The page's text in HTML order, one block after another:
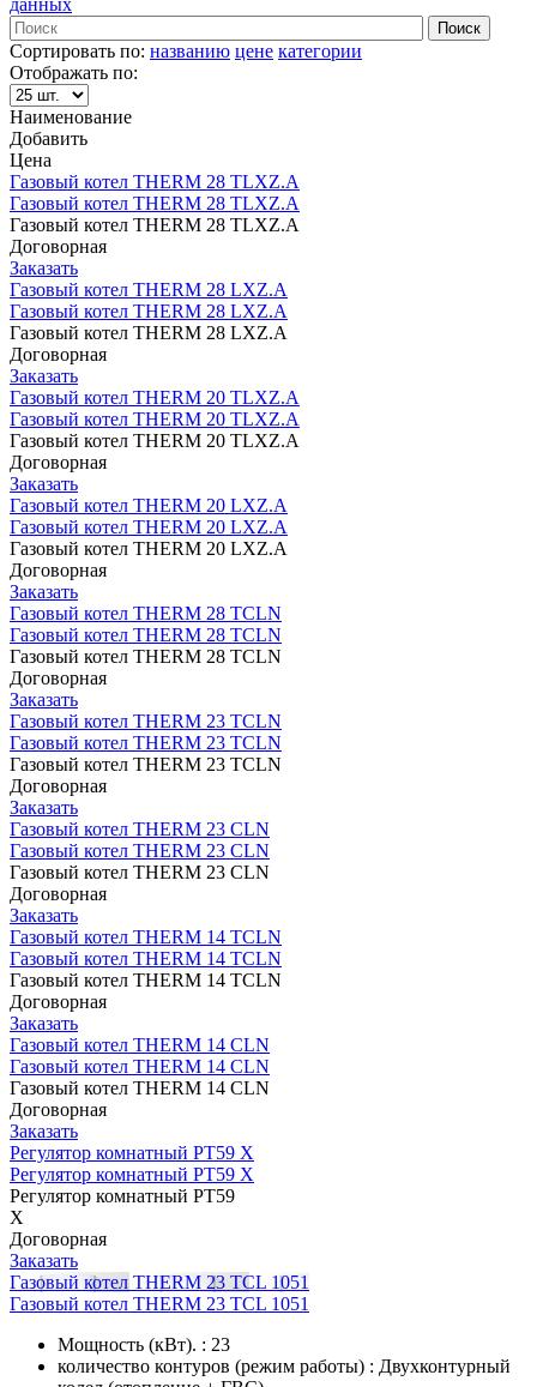
данных
Сортировать по: названию цене категории
Отображать по:
Наименование
Добавить
Цена
Газовый котел THERM 28 TLXZ.A
Газовый котел THERM 28 TLXZ.A
Газовый котел THERM 28 TLXZ.A
Договорная
Заказать
Газовый котел THERM 28 LXZ.A
Газовый котел THERM 28 LXZ.A
Газовый котел THERM 28 LXZ.A
Договорная
Заказать
Газовый котел THERM 20 TLXZ.A
Газовый котел THERM 20 TLXZ.A
Газовый котел THERM 20 TLXZ.A
Договорная
Заказать
Газовый котел THERM 20 LXZ.A
Газовый котел THERM 20 LXZ.A
Газовый котел THERM 20 LXZ.A
Договорная
Заказать
Газовый котел THERM 28 TCLN
Газовый котел THERM 28 TCLN
Газовый котел THERM 28 TCLN
Договорная
Заказать
Газовый котел THERM 23 TCLN
Газовый котел THERM 23 TCLN
Газовый котел THERM 23 TCLN
Договорная
Заказать
Газовый котел THERM 23 CLN
Газовый котел THERM 23 CLN
Газовый котел THERM 23 CLN
Договорная
Заказать
Газовый котел THERM 14 TCLN
Газовый котел THERM 14 TCLN
Газовый котел THERM 14 TCLN
Договорная
Заказать
Газовый котел THERM 14 CLN
Газовый котел THERM 14 CLN
Газовый котел THERM 14 CLN
Договорная
Заказать
Регулятор комнатный PT59 X
Регулятор комнатный PT59 X
Регулятор комнатный PT59
X
Договорная
Заказать
Газовый котел THERM 23 TCL 1051
Газовый котел THERM 23 TCL 1051
Мощность (кВт). : 23
количество контуров (режим работы) : Двухконтурный